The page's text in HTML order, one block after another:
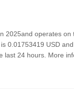
2025and operates
0.01753419 USD
24 hours. More